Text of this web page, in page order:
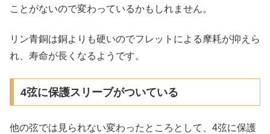
ことがないので変わっているかもしれません。
リン青銅は銅よりも硬いのでフレットによる摩耗が抑えら
れ、寿命が長くなるようです。
4弦に保護スリーブがついている
他の弦では見られない変わったところとして、4弦に保護